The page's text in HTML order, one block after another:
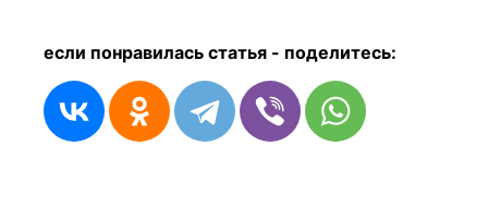
если понравилась статья - поделитесь: